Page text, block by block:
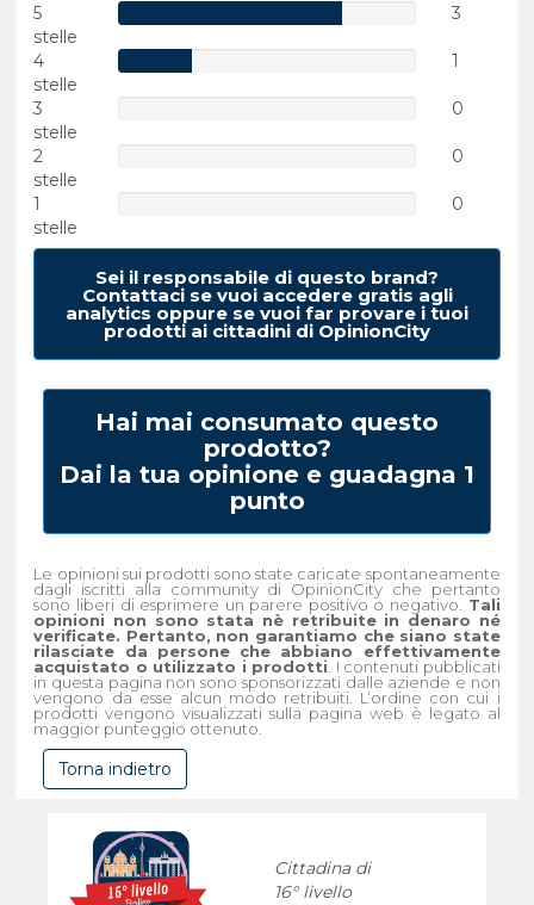
5
stelle
3
4
stelle
1
3
stelle
0
2
stelle
0
1
stelle
0
Sei il responsabile di questo brand?
Contattaci se vuoi accedere gratis agli
analytics oppure se vuoi far provare i tuoi
prodotti ai cittadini di OpinionCity
Hai mai consumato questo
prodotto?
Dai la tua opinione e guadagna 1
punto
Le opinioni sui prodotti sono state caricate spontaneamente
dagli iscritti alla community di OpinionCity che pertanto
sono liberi di esprimere un parere positivo o negativo. Tali
opinioni non sono stata nè retribuite in denaro né
verificate. Pertanto, non garantiamo che siano state
rilasciate da persone che abbiano effettivamente
acquistato o utilizzato i prodotti . I contenuti pubblicati
in questa pagina non sono sponsorizzati dalle aziende e non
vengono da esse alcun modo retribuiti. L’ordine con cui i
prodotti vengono visualizzati sulla pagina web è legato al
maggior punteggio ottenuto.
Torna indietro
Cittadina di
16° livello